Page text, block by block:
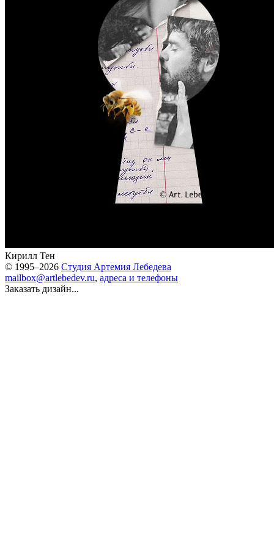
Кирилл Тен
© 1995–2026 Студия Артемия Лебедева
mailbox@artlebedev.ru, адреса и телефоны
Заказать дизайн...